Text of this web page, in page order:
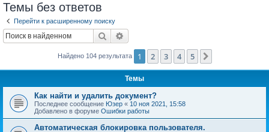
Темы без ответов
Перейти к расширенному поиску
Поиск
Найдено 104 результата 1 2 3 4 5
Темы
Как найти и удалить документ?
Последнее сообщение Юзер « 10 ноя 2021, 15:58
Добавлено в форуме Ошибки работы
Автоматическая блокировка пользователя.